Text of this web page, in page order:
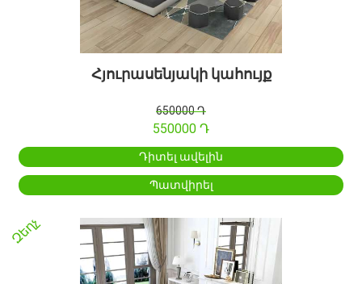
Հյուրասենյակի կահույք
650000 Դ
550000 Դ
Դիտել ավելին
Պատվիրել
Զեղչ